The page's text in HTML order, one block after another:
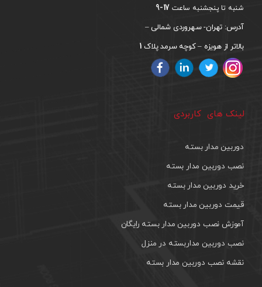
شنبه تا پنجشنبه ساعت 17-9
آدرس: تهران- سهروردی شمالی –
بالاتر از هویزه – کوچه سرمد پلاک 1
لینک های کاربردی
دوربین مدار بسته
نصب دوربین مدار بسته
خرید دوربین مدار بسته
قیمت دوربین مدار بسته
آموزش نصب دوربین مدار بسته رایگان
نصب دوربین مداربسته در منزل
نقشه نصب دوربین مدار بسته